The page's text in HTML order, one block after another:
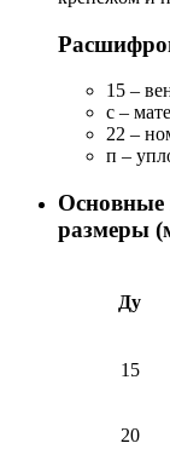
15 –
с –
22 –
п –
Основные
размеры
Ду
15
20